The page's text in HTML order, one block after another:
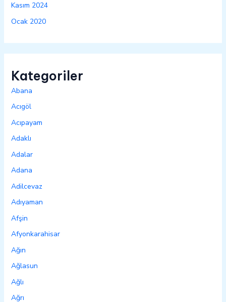
Kasım 2024
Ocak 2020
Kategoriler
Abana
Acıgöl
Acıpayam
Adaklı
Adalar
Adana
Adilcevaz
Adıyaman
Afşin
Afyonkarahisar
Ağın
Ağlasun
Ağlı
Ağrı